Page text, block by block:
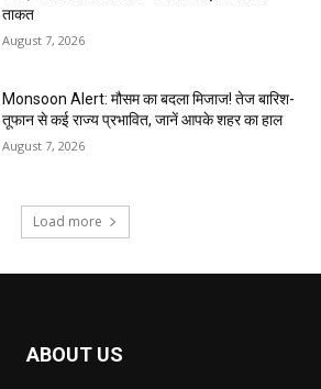
ताकत
August 7, 2026
Monsoon Alert: मौसम का बदला मिजाज! तेज बारिश-
तूफान से कई राज्य प्रभावित, जानें आपके शहर का हाल
August 7, 2026
Load more
ABOUT US